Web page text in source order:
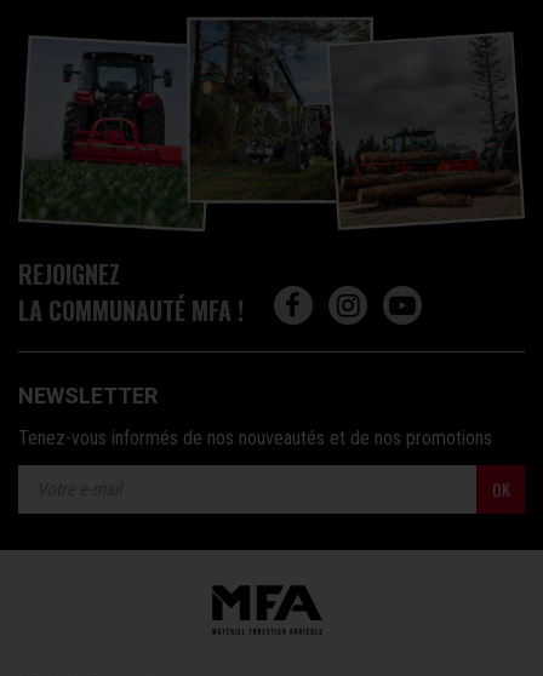
REJOIGNEZ
LA COMMUNAUTÉ MFA !
NEWSLETTER
Tenez-vous informés de nos nouveautés et de nos promotions
OK